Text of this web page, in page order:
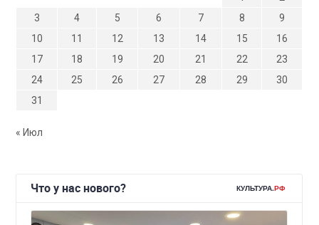
3
4 5 6 7 8
9
10
11 12 13 14 15
16
17
18 19 20 21 22
23
24
25 26 27 28 29
30
31
« Июл